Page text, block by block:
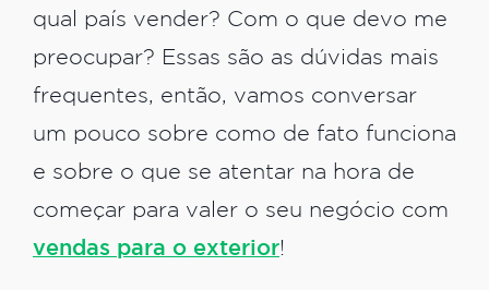
qual país vender? Com o que devo me
preocupar? Essas são as dúvidas mais
frequentes, então, vamos conversar
um pouco sobre como de fato funciona
e sobre o que se atentar na hora de
começar para valer o seu negócio com
vendas para o exterior!